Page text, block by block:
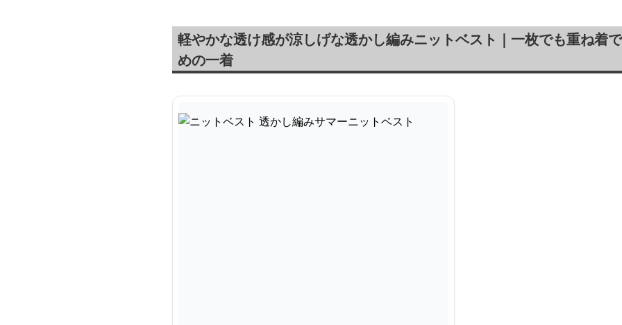
軽やかな透け感が涼しげな透かし編みニットベスト｜一枚でも重ね着
めの一着